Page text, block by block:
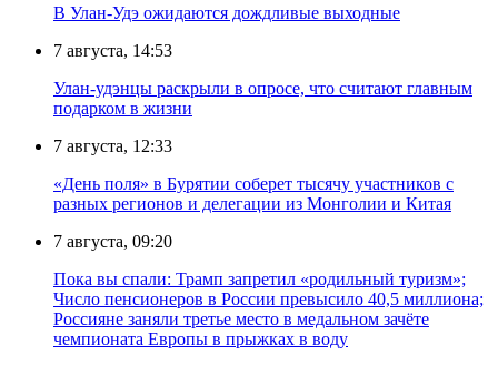
В Улан-Удэ ожидаются дождливые выходные
7 августа, 14:53
Улан-удэнцы раскрыли в опросе, что считают главным
подарком в жизни
7 августа, 12:33
«День поля» в Бурятии соберет тысячу участников с
разных регионов и делегации из Монголии и Китая
7 августа, 09:20
Пока вы спали: Трамп запретил «родильный туризм»;
Число пенсионеров в России превысило 40,5 миллиона;
Россияне заняли третье место в медальном зачёте
чемпионата Европы в прыжках в воду